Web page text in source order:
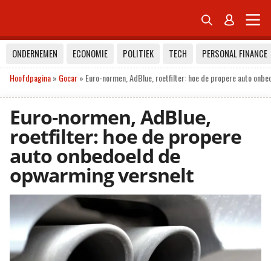
 
ONDERNEMEN ECONOMIE POLITIEK TECH
PERSONAL FINANCE
Hoofdpagina» Gocar» Euro-normen, AdBlue, roetfilter: hoe de propere auto
Euro-normen, AdBlue,
roetfilter: hoe de propere
auto onbedoeld de
opwarming versnelt